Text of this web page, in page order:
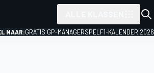
NAAR:GRATIS GP-MANAGERSPEL F1-KALENDER 2026